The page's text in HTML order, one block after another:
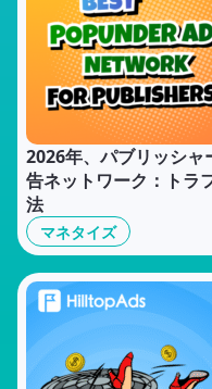
マネタイズ
2026年、パブリッシ
告ネットワーク：トラ
法